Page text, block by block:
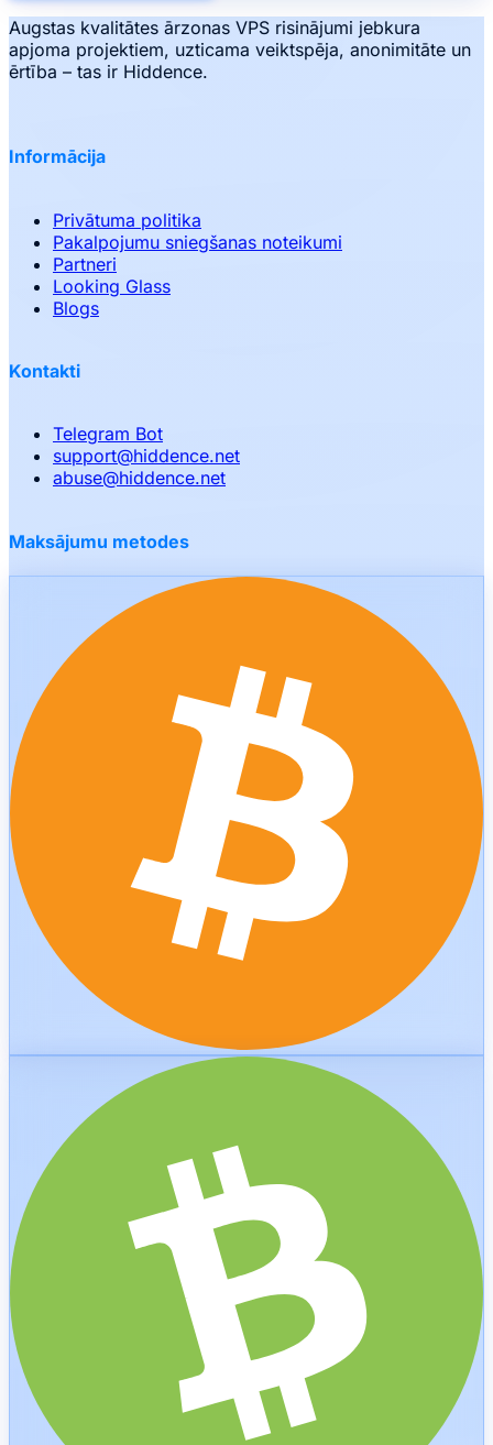
Augstas kvalitātes ārzonas VPS risinājumi jebkura
apjoma projektiem, uzticama veiktspēja, anonimitāte un
ērtība – tas ir Hiddence.
Informācija
Privātuma politika
Pakalpojumu sniegšanas noteikumi
Partneri
Looking Glass
Blogs
Kontakti
Telegram Bot
support@hiddence.net
abuse@hiddence.net
Maksājumu metodes